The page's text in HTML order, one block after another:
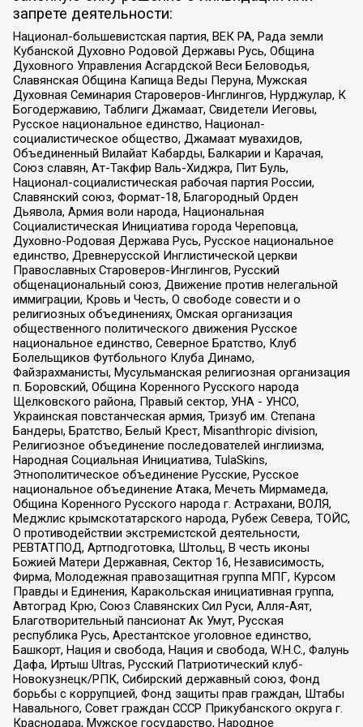
запрете деятельности:
Национал-большевистская партия, ВЕК РА, Рада земли
Кубанской Духовно Родовой Державы Русь, Община
Духовного Управления Асгардской Веси Беловодья,
Славянская Община Капища Веды Перуна, Мужская
Духовная Семинария Староверов-Инглингов, Нурджулар, К
Богодержавию, Таблиги Джамаат, Свидетели Иеговы,
Русское национальное единство, Национал-
социалистическое общество, Джамаат мувахидов,
Объединенный Вилайат Кабарды, Балкарии и Карачая,
Союз славян, Ат-Такфир Валь-Хиджра, Пит Буль,
Национал-социалистическая рабочая партия России,
Славянский союз, Формат-18, Благородный Орден
Дьявола, Армия воли народа, Национальная
Социалистическая Инициатива города Череповца,
Духовно-Родовая Держава Русь, Русское национальное
единство, Древнерусской Инглистической церкви
Православных Староверов-Инглингов, Русский
общенациональный союз, Движение против нелегальной
иммиграции, Кровь и Честь, О свободе совести и о
религиозных объединениях, Омская организация
общественного политического движения Русское
национальное единство, Северное Братство, Клуб
Болельщиков Футбольного Клуба Динамо,
Файзрахманисты, Мусульманская религиозная организация
п. Боровский, Община Коренного Русского народа
Щелковского района, Правый сектор, УНА - УНСО,
Украинская повстанческая армия, Тризуб им. Степана
Бандеры, Братство, Белый Крест, Misanthropic division,
Религиозное объединение последователей инглиизма,
Народная Социальная Инициатива, TulaSkins,
Этнополитическое объединение Русские, Русское
национальное объединение Атака, Мечеть Мирмамеда,
Община Коренного Русского народа г. Астрахани, ВОЛЯ,
Меджлис крымскотатарского народа, Рубеж Севера, ТОЙС,
О противодействии экстремистской деятельности,
РЕВТАТПОД, Артподготовка, Штольц, В честь иконы
Божией Матери Державная, Сектор 16, Независимость,
Фирма, Молодежная правозащитная группа МПГ, Курсом
Правды и Единения, Каракольская инициативная группа,
Автоград Крю, Союз Славянских Сил Руси, Алля-Аят,
Благотворительный пансионат Ак Умут, Русская
республика Русь, Арестантское уголовное единство,
Башкорт, Нация и свобода, Нация и свобода, W.H.С., Фалунь
Дафа, Иртыш Ultras, Русский Патриотический клуб-
Новокузнецк/РПК, Сибирский державный союз, Фонд
борьбы с коррупцией, Фонд защиты прав граждан, Штабы
Навального, Совет граждан СССР Прикубанского округа г.
Краснодара, Мужское государство, Народное